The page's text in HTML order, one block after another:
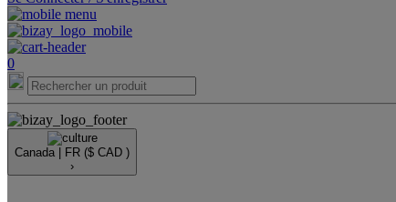
0
Canada | FR ($ CAD )
›